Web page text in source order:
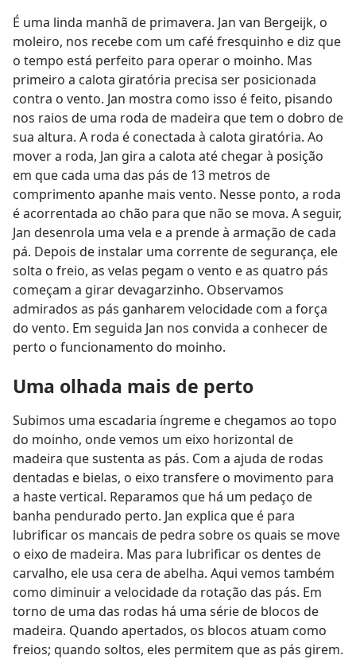
É uma linda manhã de primavera. Jan van Bergeijk, o
moleiro, nos recebe com um café fresquinho e diz que
o tempo está perfeito para operar o moinho. Mas
primeiro a calota giratória precisa ser posicionada
contra o vento. Jan mostra como isso é feito, pisando
nos raios de uma roda de madeira que tem o dobro de
sua altura. A roda é conectada à calota giratória. Ao
mover a roda, Jan gira a calota até chegar à posição
em que cada uma das pás de 13 metros de
comprimento apanhe mais vento. Nesse ponto, a roda
é acorrentada ao chão para que não se mova. A seguir,
Jan desenrola uma vela e a prende à armação de cada
pá. Depois de instalar uma corrente de segurança, ele
solta o freio, as velas pegam o vento e as quatro pás
começam a girar devagarzinho. Observamos
admirados as pás ganharem velocidade com a força
do vento. Em seguida Jan nos convida a conhecer de
perto o funcionamento do moinho.
Uma olhada mais de perto
Subimos uma escadaria íngreme e chegamos ao topo
do moinho, onde vemos um eixo horizontal de
madeira que sustenta as pás. Com a ajuda de rodas
dentadas e bielas, o eixo transfere o movimento para
a haste vertical. Reparamos que há um pedaço de
banha pendurado perto. Jan explica que é para
lubrificar os mancais de pedra sobre os quais se move
o eixo de madeira. Mas para lubrificar os dentes de
carvalho, ele usa cera de abelha. Aqui vemos também
como diminuir a velocidade da rotação das pás. Em
torno de uma das rodas há uma série de blocos de
madeira. Quando apertados, os blocos atuam como
freios; quando soltos, eles permitem que as pás girem.